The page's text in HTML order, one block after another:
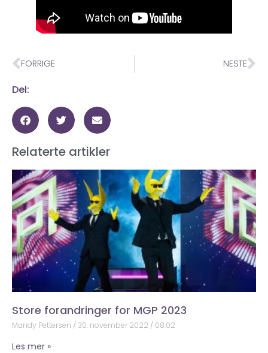
FORRIGE NESTE
Del:
Relaterte artikler
Store forandringer for MGP 2023
Mandy Pettersen 30. november 2022 08:02
Les mer »